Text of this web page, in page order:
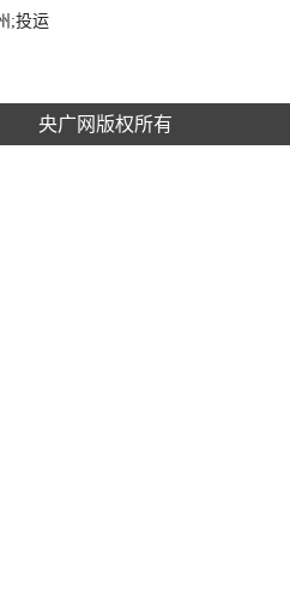
;投运
央广网版权所有